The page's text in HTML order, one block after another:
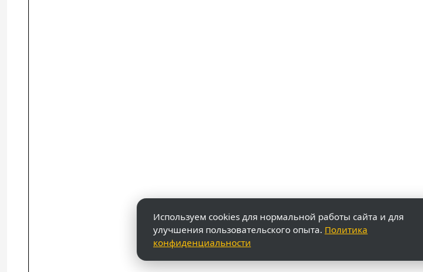
Используем cookies для нормальной работы сайта и для
улучшения пользовательского опыта. Политика
конфиденциальности